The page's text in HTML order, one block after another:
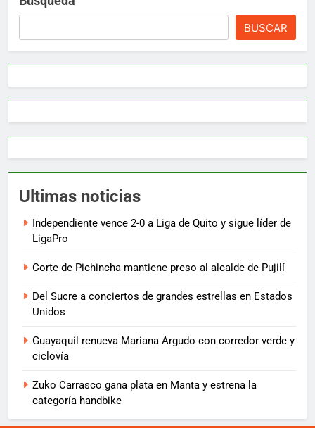
BUSCAR
Ultimas noticias
Independiente vence 2-0 a Liga de Quito y sigue líder de
LigaPro
Corte de Pichincha mantiene preso al alcalde de Pujilí
Del Sucre a conciertos de grandes estrellas en Estados
Unidos
Guayaquil renueva Mariana Argudo con corredor verde y
ciclovía
Zuko Carrasco gana plata en Manta y estrena la
categoría handbike